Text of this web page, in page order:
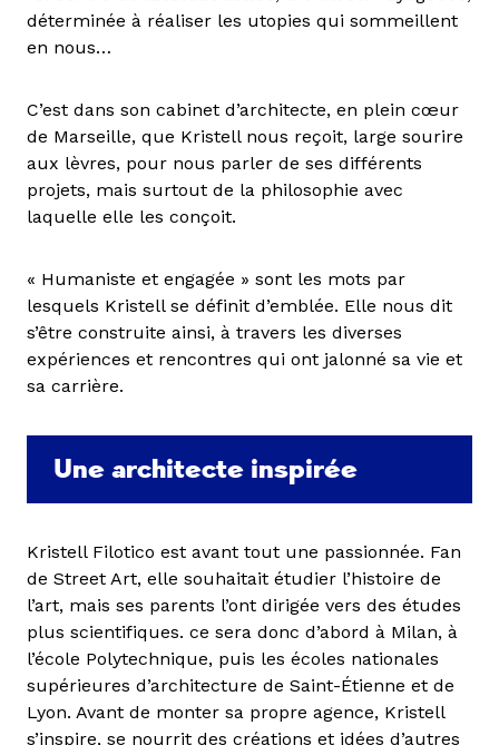
déterminée à réaliser les utopies qui sommeillent
en nous…
C’est dans son cabinet d’architecte, en plein cœur
de Marseille, que Kristell nous reçoit, large sourire
aux lèvres, pour nous parler de ses différents
projets, mais surtout de la philosophie avec
laquelle elle les conçoit.
« Humaniste et engagée » sont les mots par
lesquels Kristell se définit d’emblée. Elle nous dit
s’être construite ainsi, à travers les diverses
expériences et rencontres qui ont jalonné sa vie et
sa carrière.
Une architecte inspirée
Kristell Filotico est avant tout une passionnée. Fan
de Street Art, elle souhaitait étudier l’histoire de
l’art, mais ses parents l’ont dirigée vers des études
plus scientifiques. ce sera donc d’abord à Milan, à
l’école Polytechnique, puis les écoles nationales
supérieures d’architecture de Saint-Étienne et de
Lyon. Avant de monter sa propre agence, Kristell
s’inspire, se nourrit des créations et idées d’autres